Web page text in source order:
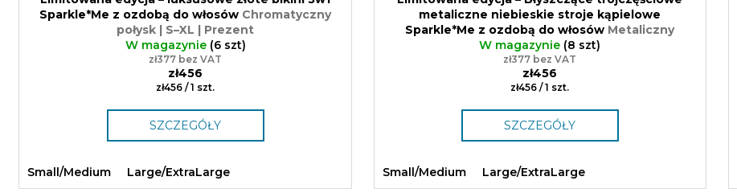
Sparkle*Me z ozdobą do włosów Chromatyczny
połysk | S–XL | Prezent
W magazynie (6 szt)
zł377 bez VAT
zł456
Cena
zł456 / 1 szt.
SZCZEGÓŁY
Small/Medium Large/ExtraLarge
metaliczne niebieskie stroje kąpielowe
Sparkle*Me z ozdobą do włosów Metaliczny
materiał na stroje kąpielowe | S–XL | Prezent
W magazynie (8 szt)
zł377 bez VAT
zł456
Cena
zł456 / 1 szt.
SZCZEGÓŁY
Small/Medium Large/ExtraLarge